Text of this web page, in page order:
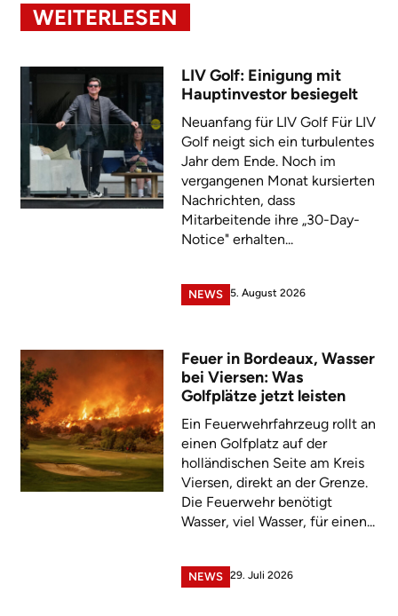
WEITERLESEN
LIV Golf: Einigung mit
Hauptinvestor besiegelt
Neuanfang für LIV Golf Für LIV
Golf neigt sich ein turbulentes
Jahr dem Ende. Noch im
vergangenen Monat kursierten
Nachrichten, dass
Mitarbeitende ihre „30-Day-
Notice" erhalten...
NEWS 5. August 2026
Feuer in Bordeaux, Wasser
bei Viersen: Was
Golfplätze jetzt leisten
Ein Feuerwehrfahrzeug rollt an
einen Golfplatz auf der
holländischen Seite am Kreis
Viersen, direkt an der Grenze.
Die Feuerwehr benötigt
Wasser, viel Wasser, für einen...
NEWS 29. Juli 2026